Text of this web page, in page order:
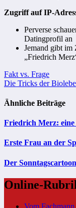
Zugriff auf IP-
Perverse
Datingprofil an
Jemand gibt im
„Friedrich
Fakt vs. Frage
Die Tricks der
Ähnliche Beiträge
Friedrich Merz:
Erste Frau an der
Der
Online-
Vom